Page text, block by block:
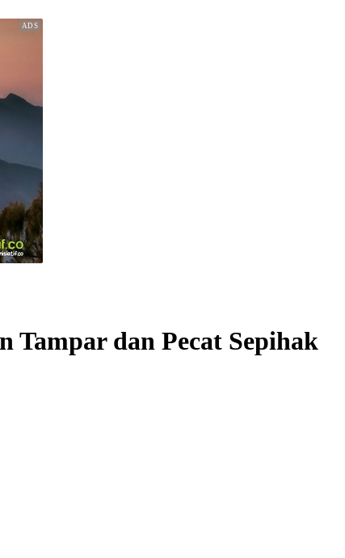
dan Pecat Sepihak